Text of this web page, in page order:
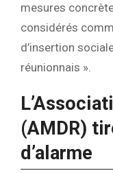
mesures
considérés
d’insertion
réunionnais ».
(AMDR)
d’alarme